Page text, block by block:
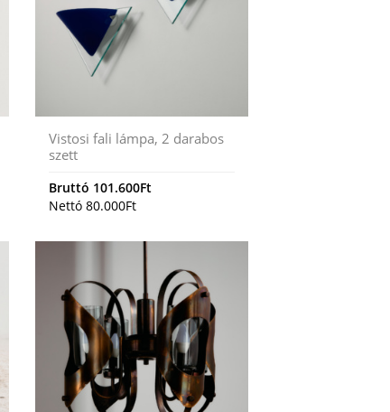
Vistosi fali lámpa, 2 darabos
szett
Bruttó 101.600Ft
Nettó80.000Ft